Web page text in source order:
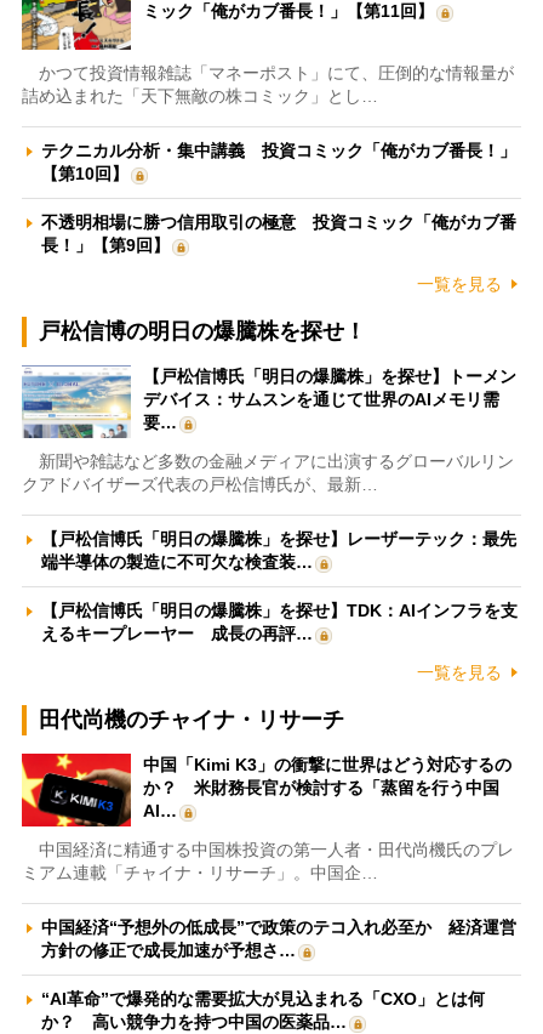
ミック「俺がカブ番長！」【第11回】
かつて投資情報雑誌「マネーポスト」にて、圧倒的な情報量が
詰め込まれた「天下無敵の株コミック」とし…
テクニカル分析・集中講義 投資コミック「俺がカブ番長！」
【第10回】
不透明相場に勝つ信用取引の極意 投資コミック「俺がカブ番
長！」【第9回】
一覧を見る
戸松信博の明日の爆騰株を探せ！
【戸松信博氏「明日の爆騰株」を探せ】トーメン
デバイス：サムスンを通じて世界のAIメモリ需
要…
新聞や雑誌など多数の金融メディアに出演するグローバルリン
クアドバイザーズ代表の戸松信博氏が、最新…
【戸松信博氏「明日の爆騰株」を探せ】レーザーテック：最先
端半導体の製造に不可欠な検査装…
【戸松信博氏「明日の爆騰株」を探せ】TDK：AIインフラを支
えるキープレーヤー 成長の再評…
一覧を見る
田代尚機のチャイナ・リサーチ
中国「Kimi K3」の衝撃に世界はどう対応するの
か？ 米財務長官が検討する「蒸留を行う中国
AI…
中国経済に精通する中国株投資の第一人者・田代尚機氏のプレ
ミアム連載「チャイナ・リサーチ」。中国企…
中国経済“予想外の低成長”で政策のテコ入れ必至か 経済運営
方針の修正で成長加速が予想さ…
“AI革命”で爆発的な需要拡大が見込まれる「CXO」とは何
か？ 高い競争力を持つ中国の医薬品…